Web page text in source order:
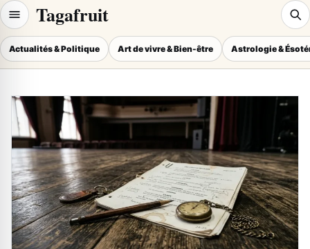
Tagafruit
Actualités & Politique Art de vivre & Bien-être Astrologie &